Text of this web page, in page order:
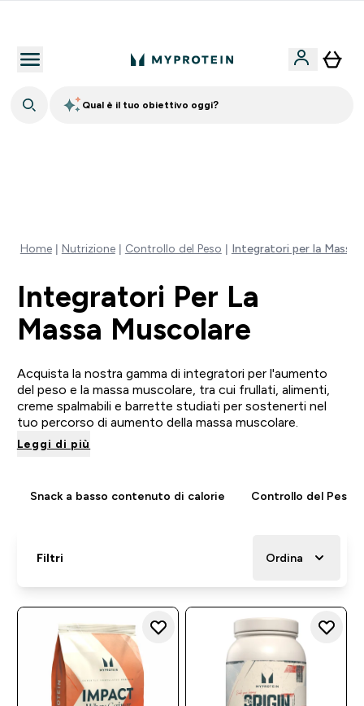
Qual è il tuo obiettivo oggi?
Home Nutrizione Controllo del Peso Integratori per la Massa
Integratori Per La
Massa Muscolare
Acquista la nostra gamma di integratori per l'aumento
del peso e la massa muscolare, tra cui frullati, alimenti,
creme spalmabili e barrette studiati per sostenerti nel
tuo percorso di aumento della massa muscolare.
Leggi di più
Snack a basso contenuto di calorie Controllo del Peso
Filtri Ordina